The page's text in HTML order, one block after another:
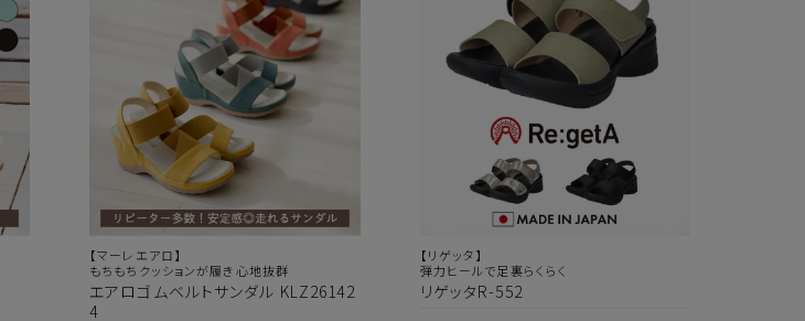
【マーレエアロ】
もちもちクッションが履き心地抜群
エアロゴムベルトサンダル KLZ26142
4
【リゲッタ】
弾力ヒールで足裏らくらく
リゲッタR-552